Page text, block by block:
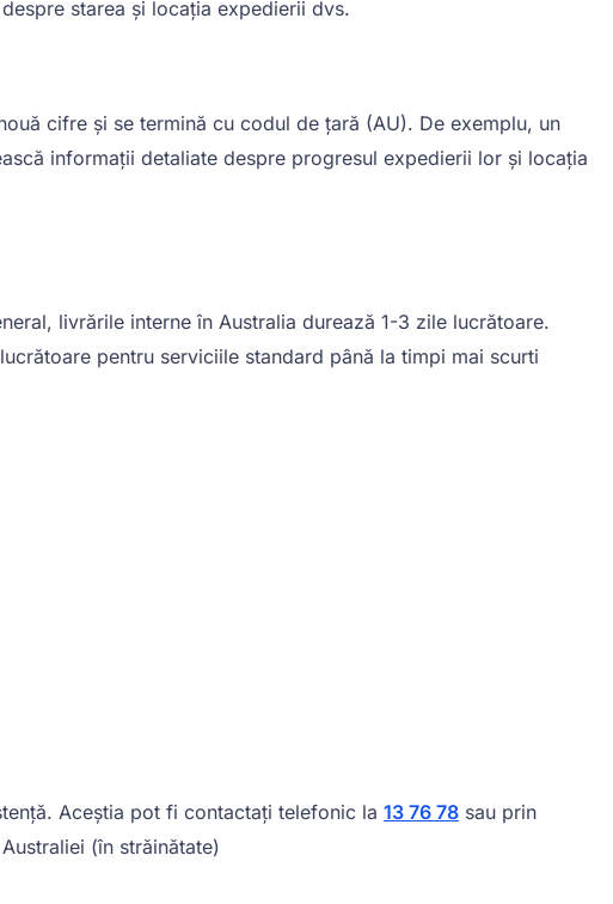
starea și locația expedierii dvs.
cifre și se termină cu codul de țară (AU). De exemplu, un
informații detaliate despre progresul expedierii lor și locația
livrările interne în Australia durează 1-3 zile lucrătoare.
pentru serviciile standard până la timpi mai scurti
Aceștia pot fi contactați telefonic la 13 76 78 sau prin
(în străinătate)